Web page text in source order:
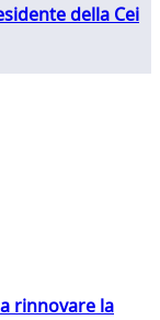
della Cei
rinnovare la